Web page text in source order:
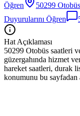
Öğren
50299 Otobüs
Duyurularını Öğren
Hat Açıklaması
50299 Otobüs saatleri
güzergahında hizmet
hareket saatleri, durak
konumunu bu